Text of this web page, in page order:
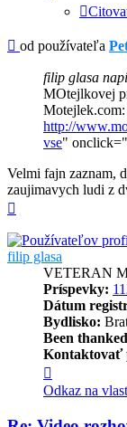
Príspevok
od používateľa
filip glasa
MOtejlkovej
Motejlek.com:
http://
vse"
Velmi fajn zaznam,
zaujimavych ludi z
filip glasa
VETERAN
Príspevky:
Dátum
Bydlisko:
Been
Kontaktovať
informácie
používateľa
-
Odkaz na